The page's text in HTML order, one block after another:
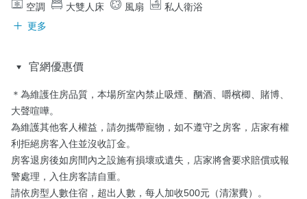
空調
大雙人床 風扇
私人衛浴
更多
官網優惠價
＊為維護住房品質，本場所室內禁止吸煙、酗酒、嚼檳楖、賭博、
大聲喧嘩。
為維護其他客人權益，請勿攜帶寵物，如不遵守之房客，店家有權
利拒絕房客入住並沒收訂金。
房客退房後如房間內之設施有損壞或遺失，店家將會要求賠償或報
警處理，入住房客請自重。
請依房型人數住宿，超出人數，每人加收500元（清潔費）。